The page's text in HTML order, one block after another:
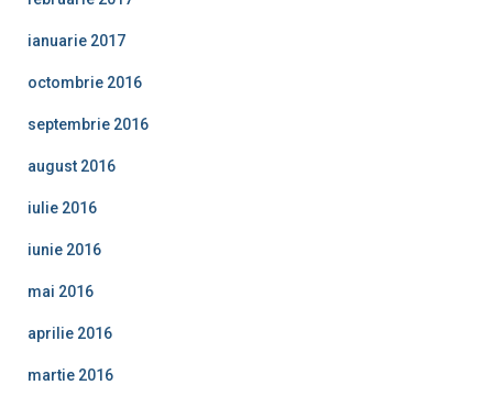
ianuarie 2017
octombrie 2016
septembrie 2016
august 2016
iulie 2016
iunie 2016
mai 2016
aprilie 2016
martie 2016